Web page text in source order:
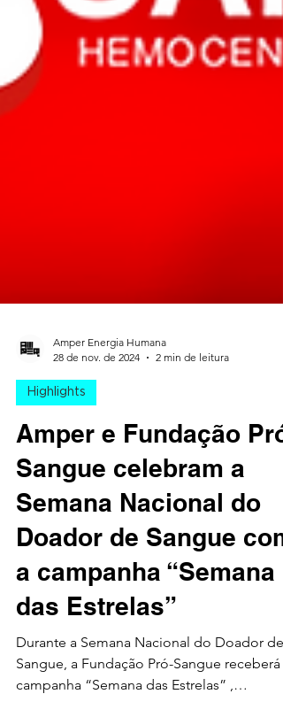
28 de nov. de 2024
Highlights
Amper e Fundação Pró-
Sangue celebram a
Semana Nacional do
Doador de Sangue com
a campanha “Semana
das Estrelas”
Durante a Semana Nacional do Doador de
Sangue, a Fundação Pró-Sangue receberá a